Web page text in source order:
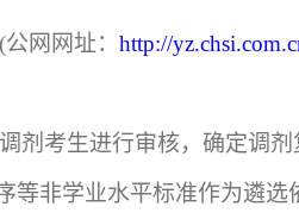
(公网网址： http://
剂考生进行审核，确定调剂
非学业水平标准作为遴选